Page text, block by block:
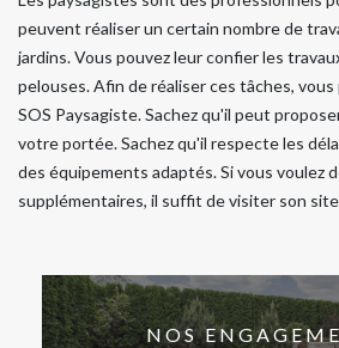
peuvent réaliser un certain nombre de
jardins. Vous pouvez leur confier les
pelouses. Afin de réaliser ces tâches,
SOS Paysagiste. Sachez qu'il peut
votre portée. Sachez qu'il respecte les
des équipements adaptés. Si vous voulez
supplémentaires, il suffit de visiter son
NOS